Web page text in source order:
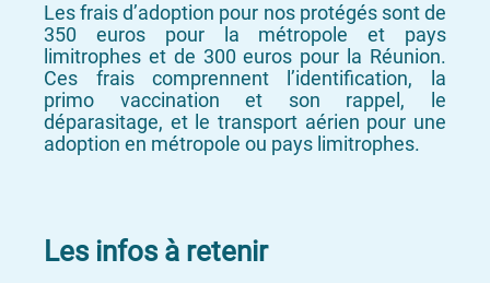
Les frais d’adoption pour nos protégés sont de
350 euros pour la métropole et pays
limitrophes et de 300 euros pour la Réunion.
Ces frais comprennent l’identification, la
primo vaccination et son rappel, le
déparasitage, et le transport aérien pour une
adoption en métropole ou pays limitrophes.
Les infos à retenir